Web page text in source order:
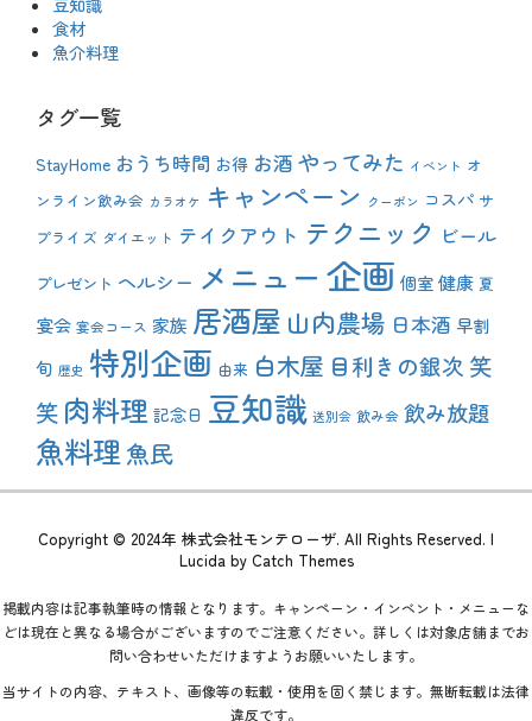
豆知識
食材
魚介料理
タグ一覧
StayHome おうち時間 お得 お酒 やってみた イベント オ
ンライン飲み会 カラオケ キャンペーン クーポン コスパ サ
プライズ ダイエット テイクアウト テクニック ビール
プレゼント ヘルシー メニュー 企画 個室 健康 夏
宴会 宴会コース 家族 居酒屋 山内農場 日本酒 早割
旬 歴史 特別企画 由来 白木屋 目利きの銀次 笑
笑 肉料理 記念日 豆知識 送別会 飲み会 飲み放題
魚料理魚民
Copyright © 2024年 株式会社モンテローザ. All Rights Reserved. |
Lucida by Catch Themes
掲載内容は記事執筆時の情報となります。キャンペーン・インベント・メニューな
どは現在と異なる場合がございますのでご注意ください。詳しくは対象店舗までお
問い合わせいただけますようお願いいたします。
当サイトの内容、テキスト、画像等の転載・使用を固く禁じます。無断転載は法律
違反です。